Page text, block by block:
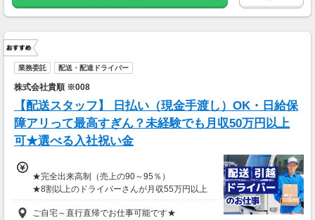
業務委託 配送・配達ドライバー
株式会社貴順 ※008
【配送スタッフ】 日払い（現金手渡し）OK・日給保
障アリって最高すぎん？未経験でも月収50万円以上
可★選べる入社祝い金
★完全出来高制（売上の90～95％）
★8割以上のドライバーさんが月収55万円以上
★支度金5～25万円補助あり（規定有）
★選べる入社祝い金アリ
ご自宅～直行直帰でお仕事可能です★